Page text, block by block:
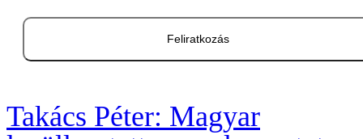
Feliratkozás
Takács Péter: Magyar